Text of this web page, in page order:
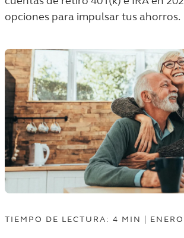
opciones para impulsar tus ahorros.
TIEMPO DE LECTURA: 4 MIN |